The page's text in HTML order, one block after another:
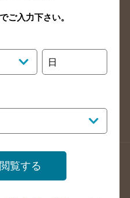
徳島県のバー検索
福岡県のバー検索
佐賀県のバー検索
舗情報更新方法のご案内
ログイン
ご入力下さい。
日
覧する